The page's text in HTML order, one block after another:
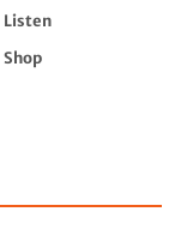
Listen
Shop